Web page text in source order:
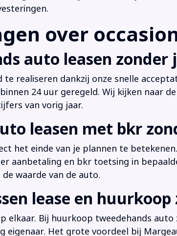
over
auto leasen
realiseren dankzij onze snelle
24 uur geregeld. Wij kijken naar
van vorig jaar.
leasen met bkr
het einde van je plannen te
aanbetaling en bkr toetsing in
waarde van de auto.
lease en
elkaar. Bij huurkoop tweedehands
eigenaar. Het grote voordeel bij